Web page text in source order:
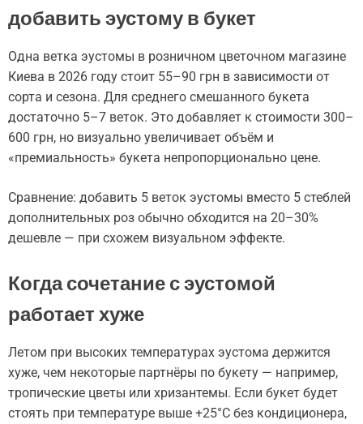
добавить эустому в букет
Одна ветка эустомы в розничном цветочном магазине
Киева в 2026 году стоит 55–90 грн в зависимости от
сорта и сезона. Для среднего смешанного букета
достаточно 5–7 веток. Это добавляет к стоимости 300–
600 грн, но визуально увеличивает объём и
«премиальность» букета непропорционально цене.
Сравнение: добавить 5 веток эустомы вместо 5 стеблей
дополнительных роз обычно обходится на 20–30%
дешевле — при схожем визуальном эффекте.
Когда сочетание с эустомой
работает хуже
Летом при высоких температурах эустома держится
хуже, чем некоторые партнёры по букету — например,
тропические цветы или хризантемы. Если букет будет
стоять при температуре выше +25°C без кондиционера,